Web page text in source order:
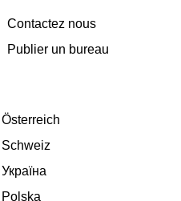
Contactez nous
Publier un bureau
Österreich
Schweiz
Україна
Polska